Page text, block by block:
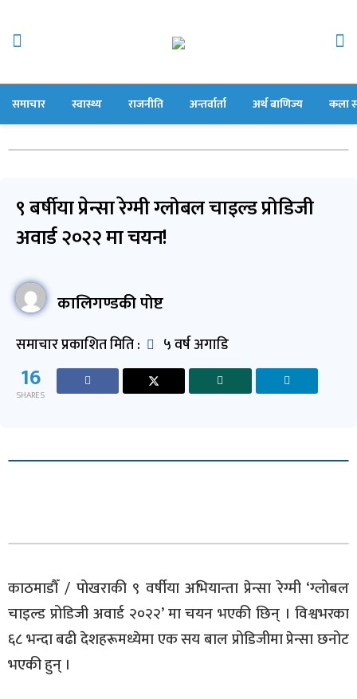
समाचार स्वास्थ्य राजनीति अन्तर्वार्ता अर्थ बाणिज्य कला
९ बर्षीया प्रेन्सा रेग्मी ग्लोबल चाइल्ड प्रोडिजी
अवार्ड २०२२ मा चयन!
कालिगण्डकी पोष्ट
समाचार प्रकाशित मिति : ५ वर्ष अगाडि
16
SHARES
काठमाडौँ / पोखराकी ९ वर्षीया अभियान्ता प्रेन्सा रेग्मी ‘ग्लोबल
चाइल्ड प्रोडिजी अवार्ड २०२२’ मा चयन भएकी छिन् । विश्वभरका
६८ भन्दा बढी देशहरूमध्येमा एक सय बाल प्रोडिजीमा प्रेन्सा छनोट
भएकी हुन् ।